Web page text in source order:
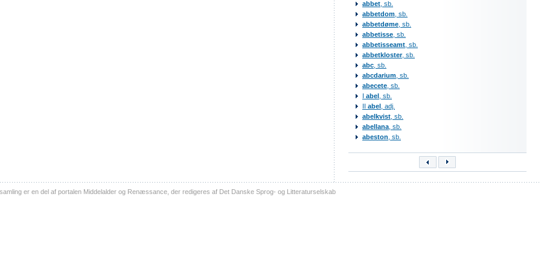
abbet , sb.
abbetdom , sb.
abbetdøme , sb.
abbetisse , sb.
abbetisseamt , sb.
abbetkloster, sb.
abc , sb.
abcdarium , sb.
abecete , sb.
I abel , sb.
II abel , adj.
abelkvist , sb.
abellana , sb.
abeston , sb.
er en del af portalen Middelalder og Renæssance, der redigeres af Det Danske Sprog- og Litteraturselskab